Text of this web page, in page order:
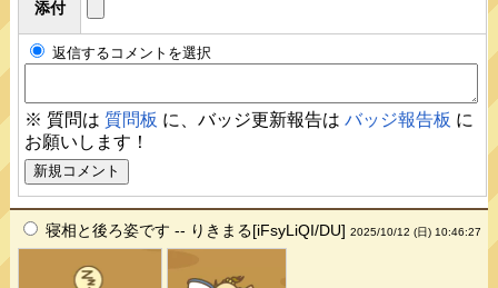
添付
返信するコメントを選択
※ 質問は 質問板 に、バッジ更新報告はバッジ報告板 に
お願いします！
寝相と後ろ姿です -- りきまる[iFsyLiQI/DU]2025/10/12 (日) 10:46:27